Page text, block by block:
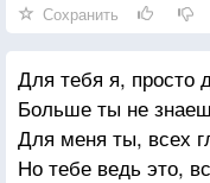
Мне бы только
Над рекою такой
Ну а если случится
Наша встреча
Сохранить
Для тебя я, просто
Больше ты не
Для меня ты, всех
Но тебе ведь это,